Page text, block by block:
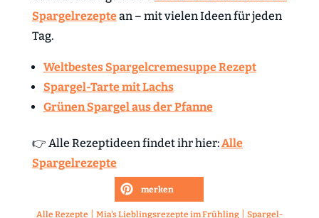
Spargelrezeptean – mit vielen Ideen für jeden
Tag.
Weltbestes Spargelcremesuppe Rezept
Spargel-Tarte mit Lachs
Grünen Spargel aus der Pfanne
👉 Alle Rezeptideen findet ihr hier:Alle
Spargelrezepte
merken
Alle Rezepte Mia's Lieblingsrezepte im Frühling|
Spargel-